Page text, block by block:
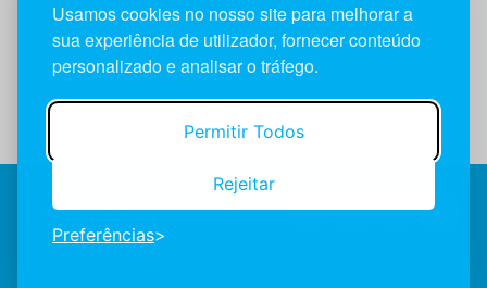
Usamos cookies no nosso site para melhorar a
sua experiência de utilizador, fornecer conteúdo
personalizado e analisar o tráfego.
Permitir Todos
Rejeitar
Preferências
verdade, o sonho não acabou.